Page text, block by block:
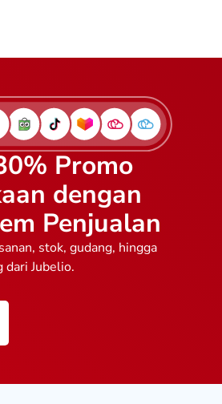
Promo
dengan
Penjualan
stok, gudang, hingga
dari Jubelio.